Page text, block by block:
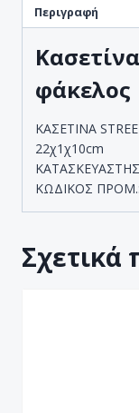
Περιγραφή
φάκελος
ΚΑΣΕΤΙΝΑ
22χ1χ10cm
ΚΩΔΙΚΟΣ ΠΡΟΜ.:
Σχετικά